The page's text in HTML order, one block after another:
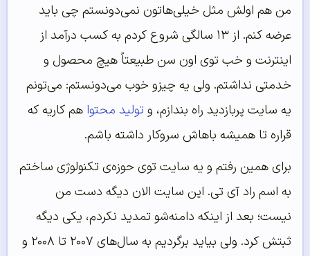
من هم اولش مثل خیلی‌هاتون نمی‌دونستم چی باید
عرضه کنم. از ۱۳ سالگی شروع کردم به کسب درآمد از
اینترنت و خب توی اون سن طبیعتاً هیچ محصول و
خدمتی نداشتم. ولی یه چیزو خوب می‌دونستم: می‌تونم
یه سایت پربازدید راه بندازم، و تولید محتوا هم کاریه که
قراره تا همیشه باهاش سروکار داشته باشم.
برای همین رفتم و یه سایت توی حوزه‌ی تکنولوژی ساختم
به اسم راد آی تی. این سایت الان دیگه دست من
نیست؛ بعد از اینکه دامنه‌شو تمدید نکردم، یکی دیگه
ثبتش کرد. ولی بیاید برگردیم به سال‌های ۲۰۰۷ تا ۲۰۰۸ و